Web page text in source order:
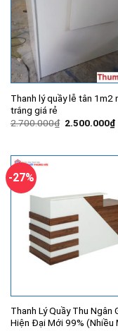
Thanh lý quầy lễ tân 1m2
trắng giá rẻ
2.700.000₫ Giá
2.500.000₫
-27%
Thanh Lý Quầy Thu Ngân
Hiện Đại Mới 99% (Nhiều